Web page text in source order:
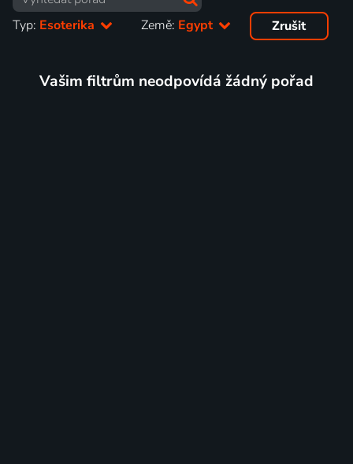
Typ: Esoterika Země: Egypt Zrušit
Vašim filtrům neodpovídá žádný pořad